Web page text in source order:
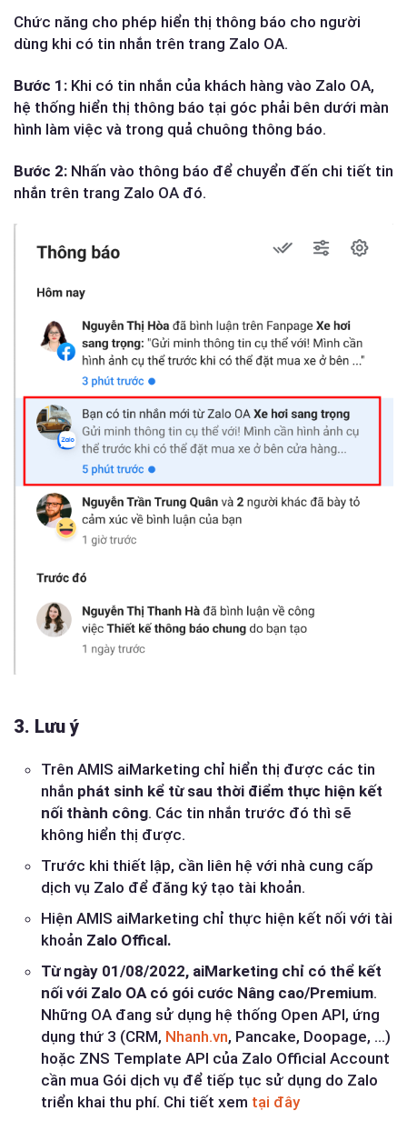
Chức năng cho phép hiển thị thông báo cho người
dùng khi có tin nhắn trên trang Zalo OA.
Bước 1: Khi có tin nhắn của khách hàng vào Zalo OA,
hệ thống hiển thị thông báo tại góc phải bên dưới màn
hình làm việc và trong quả chuông thông báo.
Bước 2: Nhấn vào thông báo để chuyển đến chi tiết tin
nhắn trên trang Zalo OA đó.
3. Lưu ý
Trên AMIS aiMarketing chỉ hiển thị được các tin
nhắn phát sinh kể từ sau thời điểm thực hiện kết
nối thành công. Các tin nhắn trước đó thì sẽ
không hiển thị được.
Trước khi thiết lập, cần liên hệ với nhà cung cấp
dịch vụ Zalo để đăng ký tạo tài khoản.
Hiện AMIS aiMarketing chỉ thực hiện kết nối với tài
khoản Zalo Offical.
Từ ngày 01/08/2022, aiMarketing chỉ có thể kết
nối với Zalo OA có gói cước Nâng cao/Premium.
Những OA đang sử dụng hệ thống Open API, ứng
dụng thứ 3 (CRM, Nhanh.vn, Pancake, Doopage, …)
hoặc ZNS Template API của Zalo Official Account
cần mua Gói dịch vụ để tiếp tục sử dụng do Zalo
triển khai thu phí. Chi tiết xem tại đây